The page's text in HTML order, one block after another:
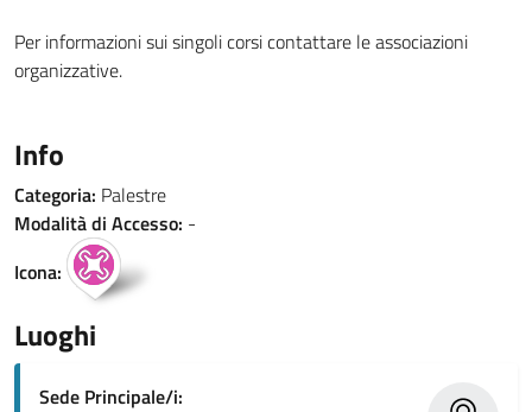
Per informazioni sui singoli corsi contattare le associazioni
organizzative.
Info
Categoria: Palestre
Modalità di Accesso: -
Icona:
Luoghi
Sede Principale/i: